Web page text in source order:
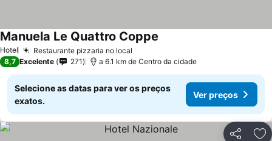
Hotel Restaurante pizzaria no local
Manuela Le Quattro Coppe
8,7 Excelente 271 a 6.1 km de Centro da cidade
Selecione as datas para ver os preços
exatos.
Ver preços